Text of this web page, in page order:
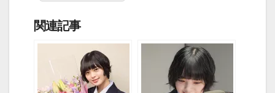
関連記事